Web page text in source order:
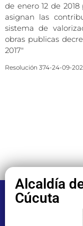
de enero 12 de
asignan las
sistema de
obras publicas
2017″
Resolución 374-24-09-
Alcaldía
Cúcuta